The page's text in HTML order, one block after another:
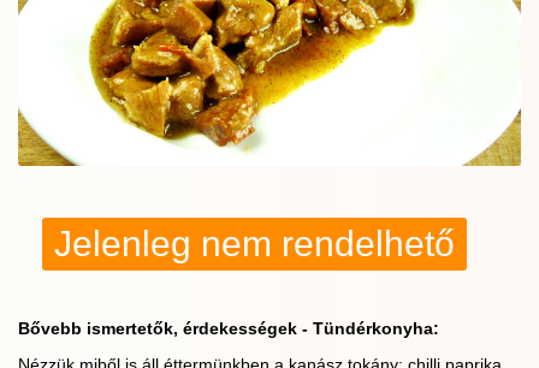
Jelenleg nem rendelhető
Bővebb ismertetők, érdekességek - Tündérkonyha: